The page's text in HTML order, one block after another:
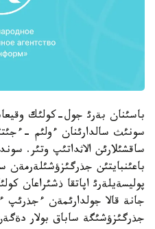
باسئنان بةرئ جول-كولئك
سونئث سالدارئنان ءولئم -
ساقشئلارئن الاثداتئپ وتئر.
باعئنبايتئن
پوليسةيلةرئ اپاتقا ذشئراعان
جانة قالا جولدارئمةن ءجذرئپ
جذرگئزؤشئگة ساباق بولار